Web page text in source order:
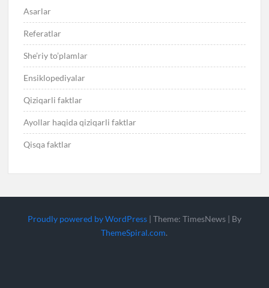
Asarlar
Referatlar
She’riy to’plamlar
Ensiklopediyalar
Qiziqarli faktlar
Ayollar haqida qiziqarli faktlar
Qisqa faktlar
Proudly powered by WordPress | Theme: TimesNews | By
ThemeSpiral.com.